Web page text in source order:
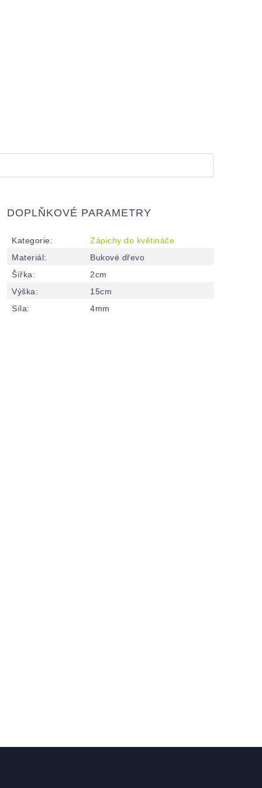
DOPLŇKOVÉ PARAMETRY
Kategorie:
Zápichy do květináče
Materiál:
Bukové dřevo
Šířka:
2cm
Výška:
15cm
Síla: 4mm